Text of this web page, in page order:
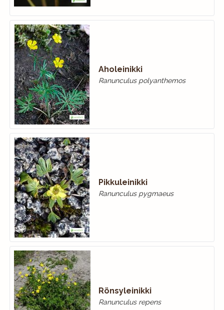
Aholeinikki
Ranunculus polyanthemos
Pikkuleinikki
Ranunculus pygmaeus
Rönsyleinikki
Ranunculus repens